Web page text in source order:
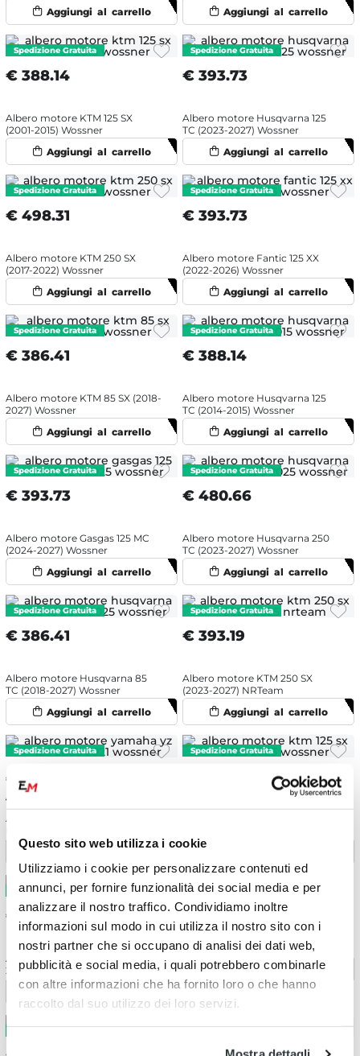
Questo sito web utilizza i cookie
Utilizziamo i cookie per personalizzare contenuti ed
annunci, per fornire funzionalità dei social media e per
analizzare il nostro traffico. Condividiamo inoltre
informazioni sul modo in cui utilizza il nostro sito con i
nostri partner che si occupano di analisi dei dati web,
pubblicità e social media, i quali potrebbero combinarle
con altre informazioni che ha fornito loro o che hanno
raccolto dal suo utilizzo dei loro servizi.
€ 388.14
Albero motore KTM 125 SX
(2001-2015) Wossner
€ 393.73
Albero motore Husqvarna 125
TC (2023-2027) Wossner
€ 498.31
Albero motore KTM 250 SX
(2017-2022) Wossner
€ 393.73
Albero motore Fantic 125 XX
(2022-2026) Wossner
€ 386.41
Albero motore KTM 85 SX (2018-
2027) Wossner
€ 388.14
Albero motore Husqvarna 125
TC (2014-2015) Wossner
€ 393.73
Albero motore Gasgas 125 MC
(2024-2027) Wossner
€ 480.66
Albero motore Husqvarna 250
TC (2023-2027) Wossner
€ 386.41
Albero motore Husqvarna 85
TC (2018-2027) Wossner
€ 393.19
Albero motore KTM 250 SX
(2023-2027) NRTeam
€ 327.43
€ 344.66
Albero motore Yamaha YZ 125
€ 386.41
Albero motore KTM 85 SX (2013-
2017) Wossner
€ 140.85
VHM KTM 125 SX (2023-2027)